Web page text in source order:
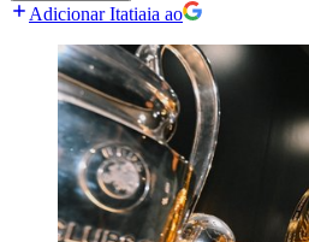
Adicionar Itatiaia ao